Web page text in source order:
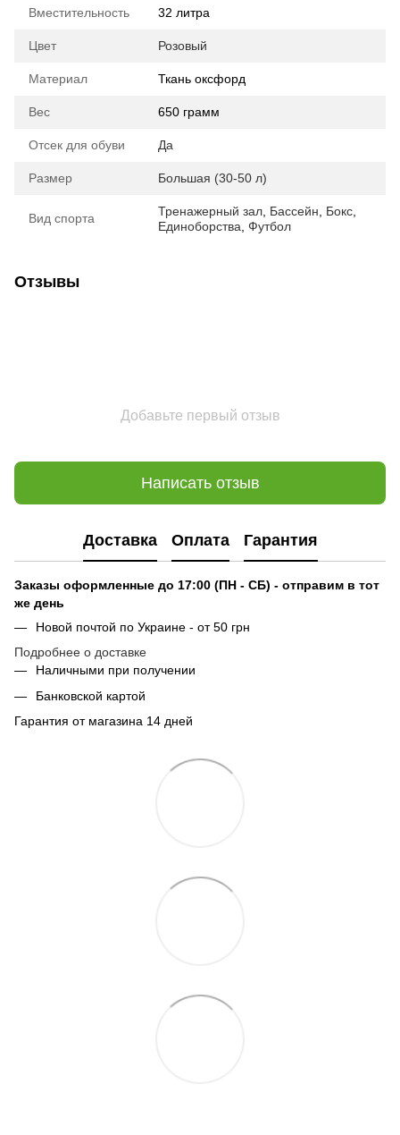
Вместительность 32 литра
Цвет Розовый
Материал Ткань оксфорд
Вес 650 грамм
Отсек для обуви Да
Размер Большая (30-50 л)
Вид спорта Тренажерный зал Бассейн Бокс
Единоборства Футбол
Отзывы
Добавьте первый отзыв
Написать отзыв
Доставка Оплата Гарантия
Заказы оформленные до 17:00 (ПН - СБ) - отправим в тот
же день
Новой почтой по Украине - от 50 грн
Подробнее о доставке
Наличными при получении
Банковской картой
Гарантия от магазина 14 дней